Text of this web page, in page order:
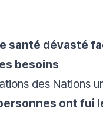
santé dévasté
besoins
des Nations
ont fui